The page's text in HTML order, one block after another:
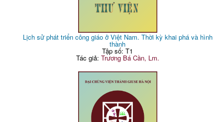
Lịch sử phát triển công giáo ở Việt Nam. Thời kỳ khai phá và hình
thành
Tập số: T1
Tác giả: Trương Bá Cần, Lm.